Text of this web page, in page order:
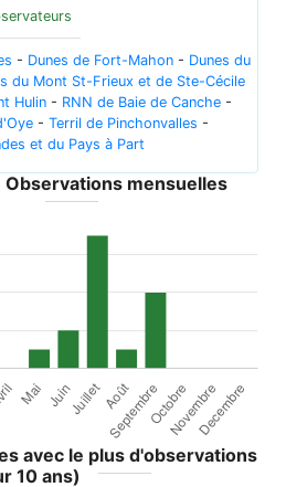
- Dunes de Fort-Mahon - Dunes du
du Mont St-Frieux et de Ste-Cécile
Hulin - RNN de Baie de Canche -
- Terril de Pinchonvalles -
et du Pays à Part
Observations mensuelles
avec le plus d'observations
10 ans)